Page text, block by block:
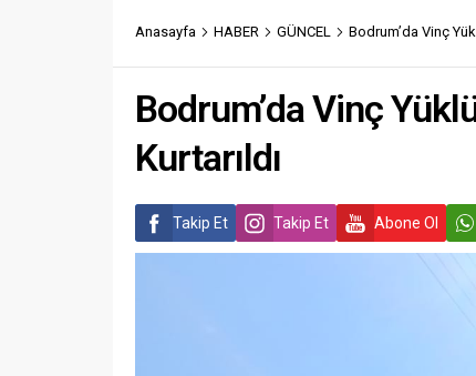
Anasayfa HABER GÜNCEL Bodrum’da Vinç
Bodrum’da Vinç
Kurtarıldı
Takip Et Takip Et Abone Ol